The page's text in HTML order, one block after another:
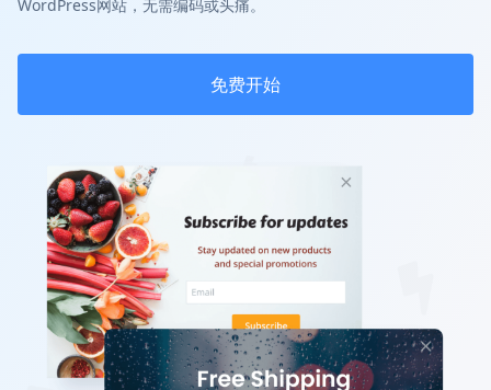
WordPress网站，无需编码或头痛。
免费开始